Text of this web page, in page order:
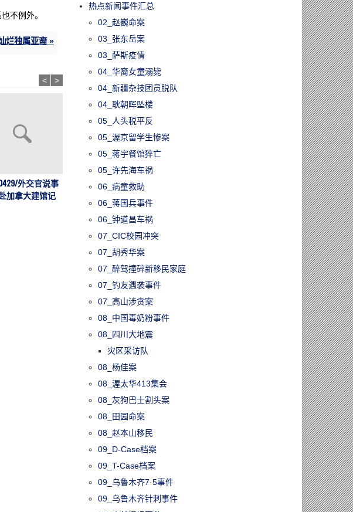
不例外。
烂独属亚裔 »
外交官说事
加拿大建馆记
20231023/皇家庄园将
举行名家枫彩精品联
展暨首届酒文化节
< >
热点新闻事件汇总
02_赵巍命案
03_张东岳案
03_萨斯疫情
04_华裔女童溺毙
04_新疆杂技团员脱队
04_耿朝晖坠楼
05_人头税平反
05_渥京留学生惨案
05_蒋宇餐馆猝亡
05_许先海车祸
06_病童救助
06_蒋国兵事件
06_钟道昌车祸
07_CIC校园冲突
07_胡秀华案
07_醉驾撞碎新移民家庭
07_钓友遇袭事件
07_高山涉贪案
08_中国毒奶粉事件
08_四川大地震
灾区采访队
08_杨佳案
08_渥太华413集会
08_灰狗巴士割头案
08_田园命案
08_赵本山移民
09_D-Case档案
09_T-Case档案
09_乌鲁木齐7·5事件
09_乌鲁木齐针刺事件